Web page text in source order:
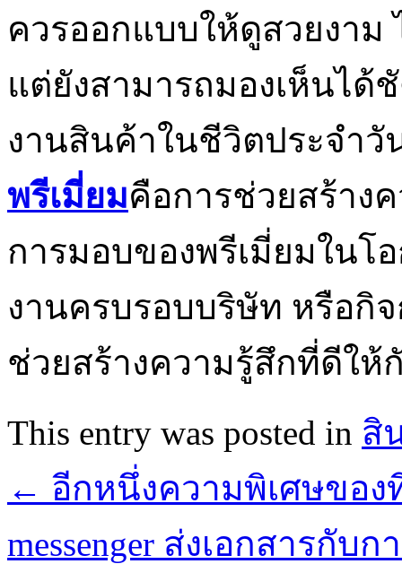
ควรออกแบบให้ดูสวยงาม
แต่ยังสามารถมองเห็นได้
งานสินค้าในชีวิตประจำ
พรีเมี่ยมคือการช่วยสร้าง
การมอบของพรีเมี่ยมในโ
งานครบรอบบริษัท หรือกิ
ช่วยสร้างความรู้สึกที่ดีให้
This entry was posted in สิ
← อีกหนึ่งความพิเศษขอ
messenger ส่งเอกสารกั